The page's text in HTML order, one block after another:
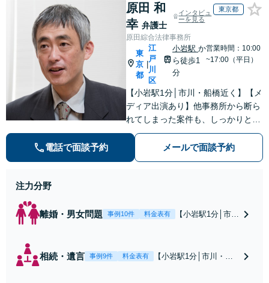
原田 和
幸 弁護士
インタビュ
ーを見る
東京都
原田綜合法律事務所
東
京
都
江
戸
川
区
小岩駅か
ら徒歩1
分
営業時間：10:00
~17:00（平日）
【小岩駅1分│市川・船橋近く】【メ
ディア出演あり】他事務所から断ら
れてしまった案件も、しっかりと面
談し、法的アドバイスをいたします
【解決実績約1000件】豊富な離婚調
停・裁判実績あり【不動産業界出
電話で面談予約 メールで面談予約
注力分野
離婚・男女問題 事例10件 料金表有
【小岩駅1分│市
回避、裁判提起前
の和解、子の認知
相続・遺言 事例9件 料金表有
【小岩駅1分│市川・船